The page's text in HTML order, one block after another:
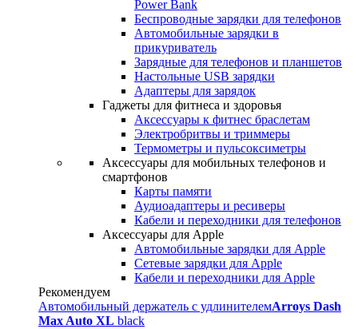
Power Bank
Беспроводные зарядки для телефонов
Автомобильные зарядки в
прикуриватель
Зарядные для телефонов и планшетов
Настольные USB зарядки
Адаптеры для зарядок
Гаджеты для фитнеса и здоровья
Аксессуары к фитнес браслетам
Электробритвы и триммеры
Термометры и пульсоксиметры
Аксессуары для мобильных телефонов и
смартфонов
Карты памяти
Аудиоадаптеры и ресиверы
Кабели и переходники для телефонов
Аксессуары для Apple
Автомобильные зарядки для Apple
Сетевые зарядки для Apple
Кабели и переходники для Apple
Рекомендуем
Автомобильный держатель с удлинителемArroys Dash
Max Auto XL black